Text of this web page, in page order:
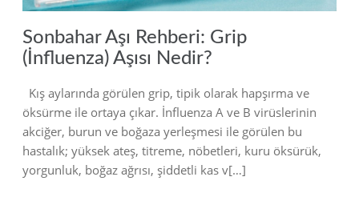
Sonbahar Aşı Rehberi: Grip
(İnfluenza) Aşısı Nedir?
Kış aylarında görülen grip, tipik olarak hapşırma ve
öksürme ile ortaya çıkar. İnfluenza A ve B virüslerinin
akciğer, burun ve boğaza yerleşmesi ile görülen bu
hastalık; yüksek ateş, titreme, nöbetleri, kuru öksürük,
yorgunluk, boğaz ağrısı, şiddetli kas v[…]